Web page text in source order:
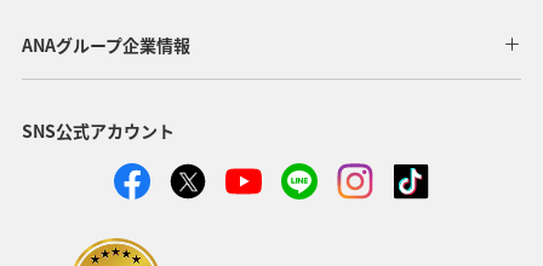
ANAグループ企業情報
SNS公式アカウント